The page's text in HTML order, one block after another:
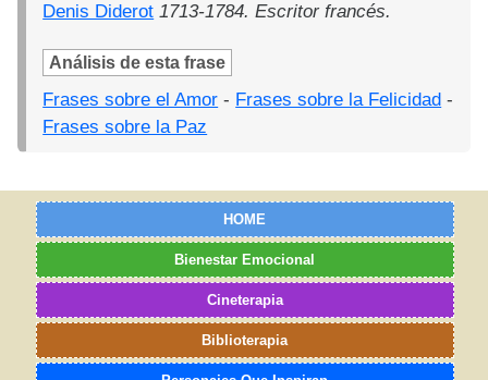
Denis Diderot 1713-1784. Escritor francés.
Análisis de esta frase
Frases sobre el Amor - Frases sobre la Felicidad -
Frases sobre la Paz
HOME
Bienestar Emocional
Cineterapia
Biblioterapia